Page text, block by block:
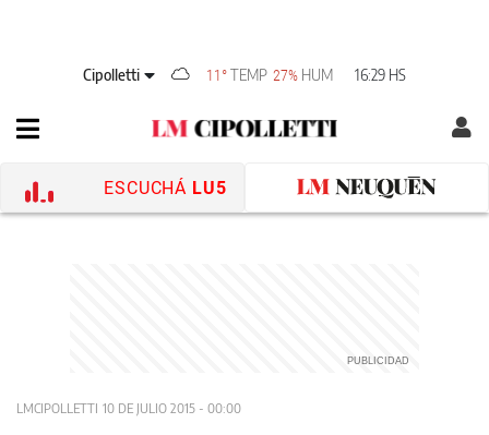
Cipolletti 11° TEMP 27% HUM 16:29 HS
ESCUCHÁ LU5
LMCIPOLLETTI 10 DE JULIO 2015 - 00:00